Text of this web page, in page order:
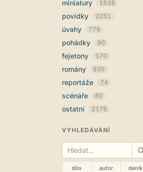
miniatury 1939
povídky 2251
úvahy 776
pohádky 90
fejetony 170
romány 930
reportáže 74
scénáře 80
ostatní 2176
VYHLEDÁVÁNÍ
dílo autor deník